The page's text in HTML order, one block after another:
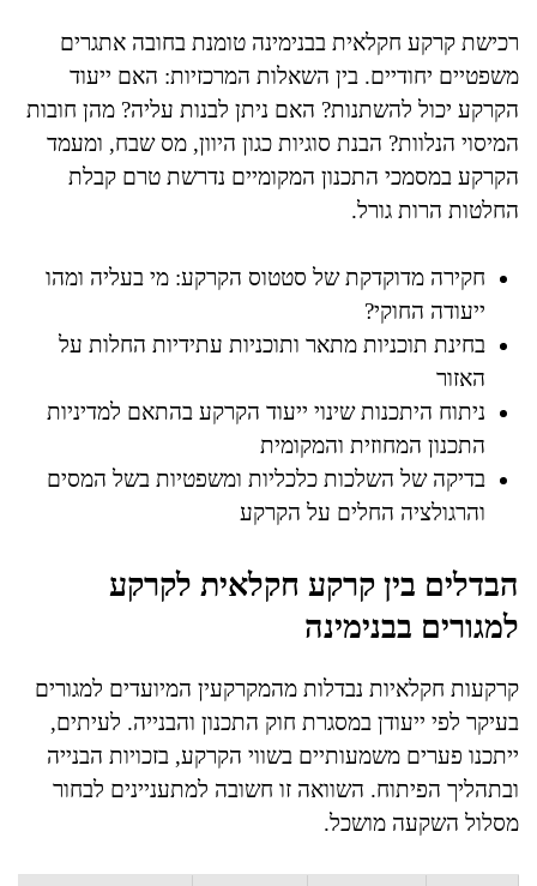
רכישת קרקע חקלאית בבנימינה טומנת בחובה אתגרים
משפטיים יחודיים. בין השאלות המרכזיות: האם ייעוד
הקרקע יכול להשתנות? האם ניתן לבנות עליה? מהן חובות
המיסוי הנלוות? הבנת סוגיות כגון היוון, מס שבח, ומעמד
הקרקע במסמכי התכנון המקומיים נדרשת טרם קבלת
החלטות הרות גורל.
חקירה מדוקדקת של סטטוס הקרקע: מי בעליה ומהו
ייעודה החוקי?
בחינת תוכניות מתאר ותוכניות עתידיות החלות על
האזור
ניתוח היתכנות שינוי ייעוד הקרקע בהתאם למדיניות
התכנון המחוזית והמקומית
בדיקה של השלכות כלכליות ומשפטיות בשל המסים
והרגולציה החלים על הקרקע
הבדלים בין קרקע חקלאית לקרקע
למגורים בבנימינה
קרקעות חקלאיות נבדלות מהמקרקעין המיועדים למגורים
בעיקר לפי ייעודן במסגרת חוק התכנון והבנייה. לעיתים,
ייתכנו פערים משמעותיים בשווי הקרקע, בזכויות הבנייה
ובתהליך הפיתוח. השוואה זו חשובה למתעניינים לבחור
מסלול השקעה מושכל.